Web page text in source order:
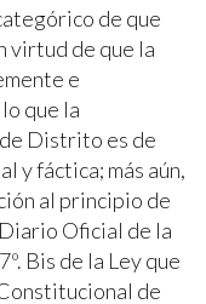
de que
virtud de que la
e
que la
Distrito es de
y fáctica; más aún,
al principio de
Oficial de la
Bis de la Ley que
de